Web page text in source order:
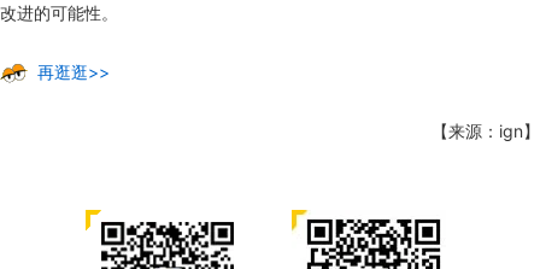
改进的可能性。
再逛逛>>
【来源：ign】